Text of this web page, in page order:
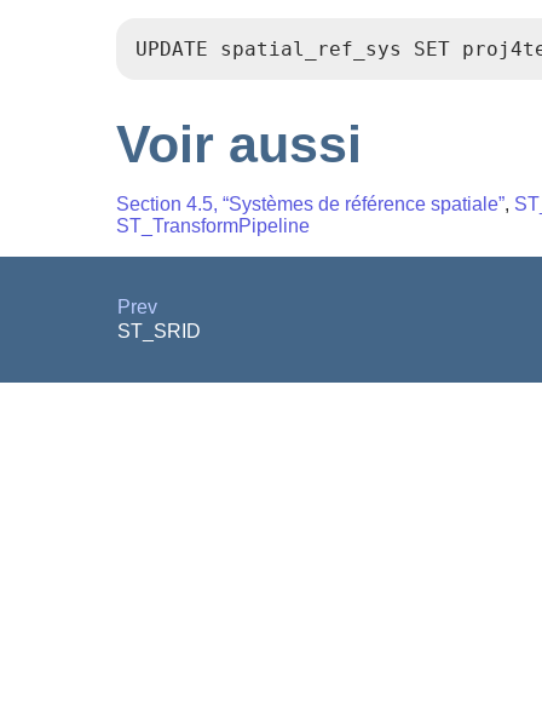
UPDATE spatial_ref_sys SET
Voir aussi
Section 4.5, “Systèmes de référence spatiale”,
ST_TransformPipeline
Prev
ST_SRID